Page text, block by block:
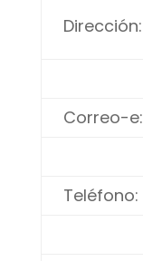
Dirección:
Correo-e:
Teléfono: